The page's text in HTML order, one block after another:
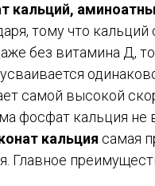
кальций,
тому что
без витамина Д,
самой высокой
фосфат кальция не
кальция самая
Главное